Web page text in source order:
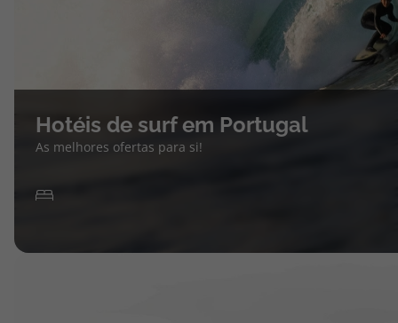
Hotéis de surf em Portugal
As melhores ofertas para si!